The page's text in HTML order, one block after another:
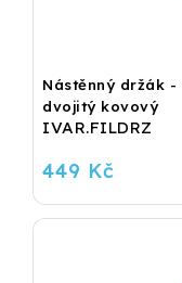
Nástěnný držák -
dvojitý kovový
IVAR.FILDRZ
449 Kč